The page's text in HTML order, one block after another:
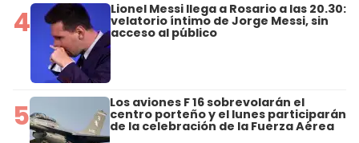
4 Lionel Messi llega a Rosario a las 20.30:
velatorio íntimo de Jorge Messi, sin
acceso al público
5 Los aviones F 16 sobrevolarán el
centro porteño y el lunes participarán
de la celebración de la Fuerza Aérea